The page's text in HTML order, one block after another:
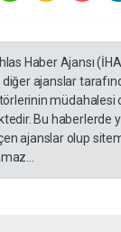
Haber Ajansı
diğer ajanslar
müdahalesi
Bu haberlerde
ajanslar olup